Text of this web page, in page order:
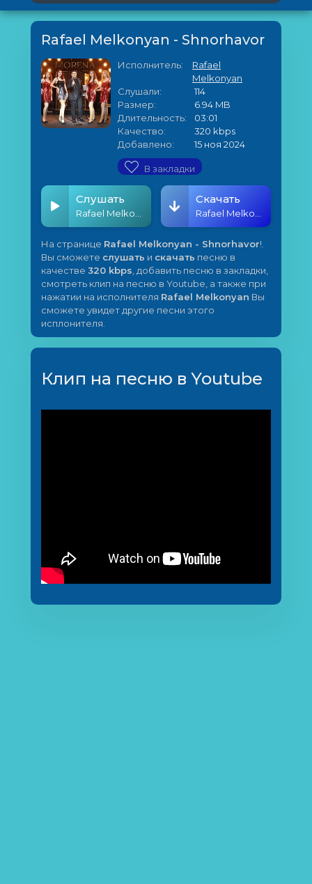
Rafael Melkonyan - Shnorhavor
Исполнитель:
Rafael
Melkonyan
Слушали:
114
Размер:
6.94 MB
Длительность:
03:01
Качество:
320 kbps
Добавлено:
15 ноя 2024
В закладки
Слушать Скачать
На странице Rafael Melkonyan - Shnorhavor!.
Вы сможете слушать и скачать песню в
качестве 320 kbps , добавить песню в закладки,
смотреть клип на песню в Youtube, а также при
нажатии на исполнителя Rafael Melkonyan Вы
сможете увидет другие песни этого
исплонителя.
Клип на песню в Youtube